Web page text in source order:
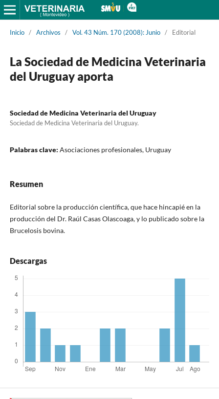
Inicio / Archivos / Vol. 43 Núm. 170 (2008): Junio / Editorial
La Sociedad de Medicina Veterinaria
del Uruguay aporta
Sociedad de Medicina Veterinaria del Uruguay
Sociedad de Medicina Veterinaria del Uruguay.
Palabras clave: Asociaciones profesionales, Uruguay
Resumen
Editorial sobre la producción científica, que hace hincapié en la
producción del Dr. Raúl Casas Olascoaga, y lo publicado sobre la
Brucelosis bovina.
Descargas